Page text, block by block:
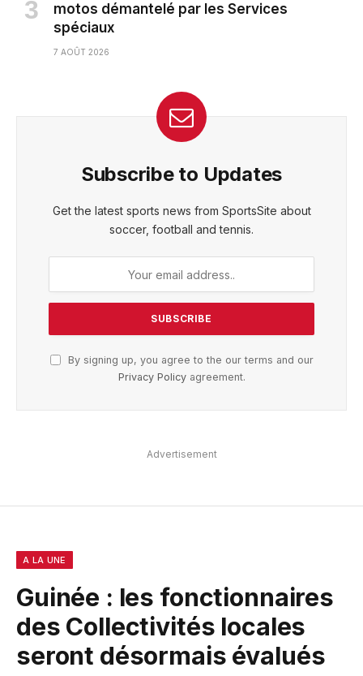
motos démantelé par les Services
spéciaux
7 AOÛT 2026
Subscribe to Updates
Get the latest sports news from SportsSite about
soccer, football and tennis.
By signing up, you agree to the our terms and our
Privacy Policyagreement.
Advertisement
A LA UNE
Guinée : les fonctionnaires
des Collectivités locales
seront désormais évalués